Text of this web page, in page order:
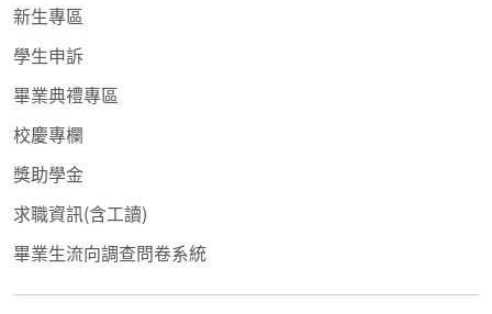
新生專區
學生申訴
畢業典禮專區
校慶專欄
獎助學金
求職資訊(含工讀)
畢業生流向調查問卷系統